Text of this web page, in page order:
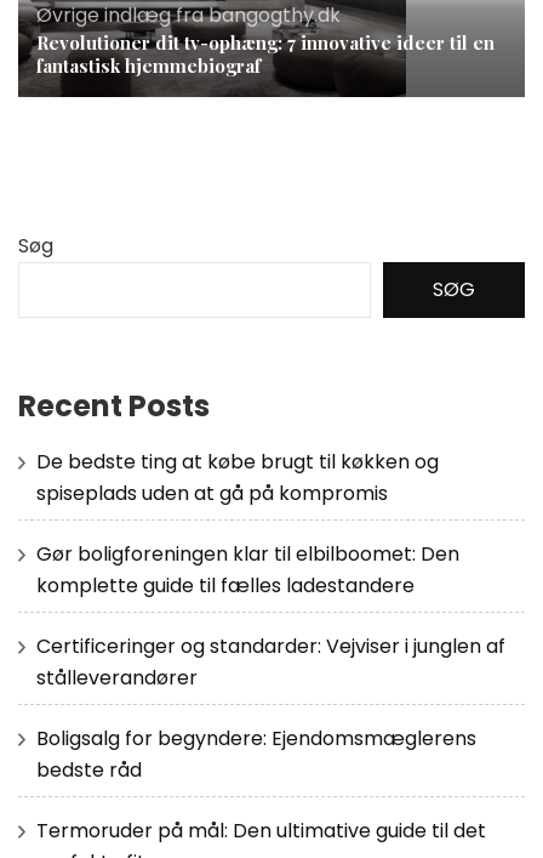
Øvrige indlæg fra bangogthy.dk
Revolutioner dit tv-ophæng: 7 innovative ideer til en
fantastisk hjemmebiograf
Søg
SØG
Recent Posts
De bedste ting at købe brugt til køkken og
spiseplads uden at gå på kompromis
Gør boligforeningen klar til elbilboomet: Den
komplette guide til fælles ladestandere
Certificeringer og standarder: Vejviser i junglen af
stålleverandører
Boligsalg for begyndere: Ejendomsmæglerens
bedste råd
Termoruder på mål: Den ultimative guide til det